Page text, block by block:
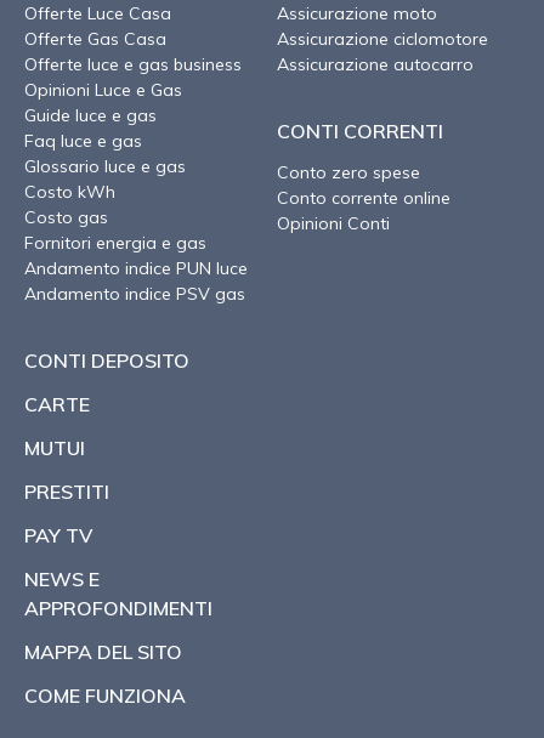
Offerte Luce Casa
Offerte Gas Casa
Offerte luce e gas business
Opinioni Luce e Gas
Guide luce e gas
Faq luce e gas
Glossario luce e gas
Costo kWh
Costo gas
Fornitori energia e gas
Andamento indice PUN luce
Andamento indice PSV gas
Assicurazione moto
Assicurazione ciclomotore
Assicurazione autocarro
CONTI CORRENTI
Conto zero spese
Conto corrente online
Opinioni Conti
CONTI DEPOSITO
CARTE
MUTUI
PRESTITI
PAY TV
NEWS E
APPROFONDIMENTI
MAPPA DEL SITO
COME FUNZIONA